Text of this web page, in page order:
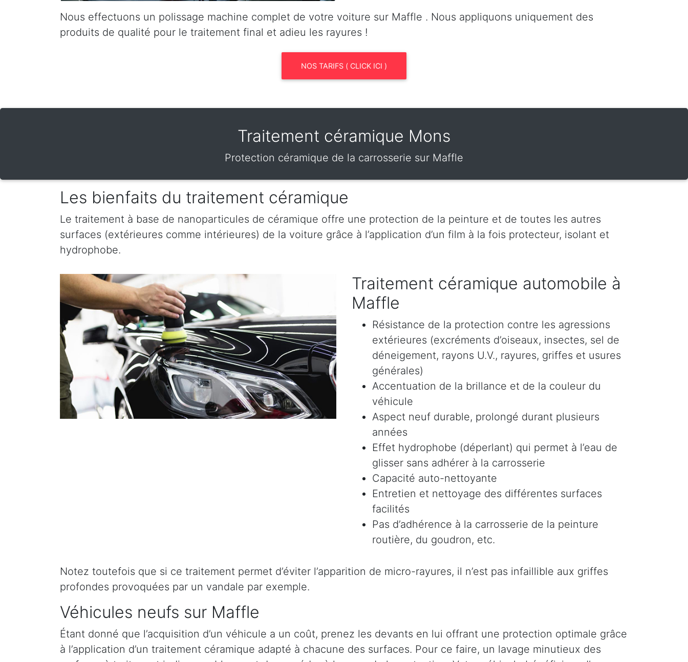
Nous effectuons un polissage machine complet de votre voiture sur Maffle . Nous appliquons uniquement des
produits de qualité pour le traitement final et adieu les rayures !
NOS TARIFS ( CLICK ICI )
Traitement céramique Mons
Protection céramique de la carrosserie sur Maffle
Les bienfaits du traitement céramique
Le traitement à base de nanoparticules de céramique offre une protection de la peinture et de toutes les autres
surfaces (extérieures comme intérieures) de la voiture grâce à l’application d’un film à la fois protecteur, isolant et
hydrophobe.
Traitement céramique automobile à
Maffle
Résistance de la protection contre les agressions
extérieures (excréments d’oiseaux, insectes, sel de
déneigement, rayons U.V., rayures, griffes et usures
générales)
Accentuation de la brillance et de la couleur du
véhicule
Aspect neuf durable, prolongé durant plusieurs
années
Effet hydrophobe (déperlant) qui permet à l’eau de
glisser sans adhérer à la carrosserie
Capacité auto-nettoyante
Entretien et nettoyage des différentes surfaces
facilités
Pas d’adhérence à la carrosserie de la peinture
routière, du goudron, etc.
Notez toutefois que si ce traitement permet d’éviter l’apparition de micro-rayures, il n’est pas infaillible aux griffes
profondes provoquées par un vandale par exemple.
Véhicules neufs sur Maffle
Étant donné que l’acquisition d’un véhicule a un coût, prenez les devants en lui offrant une protection optimale grâce
à l’application d’un traitement céramique adapté à chacune des surfaces. Pour ce faire, un lavage minutieux des